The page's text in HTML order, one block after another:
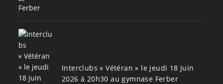
Interclubs « Vétéran » le jeudi 18 juin
2026 à 20h30 au gymnase Ferber